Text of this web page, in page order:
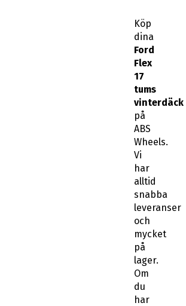
Köp
dina
Ford
Flex
17
tums
vinterdäck
på
ABS
Wheels.
Vi
har
alltid
snabba
leveranser
och
mycket
på
lager.
Om
du
har